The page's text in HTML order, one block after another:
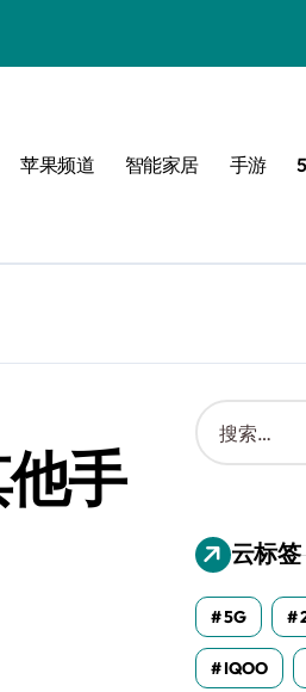
苹果频道 智能家居 手游
手
搜
索
：
云标签
5G
IQOO